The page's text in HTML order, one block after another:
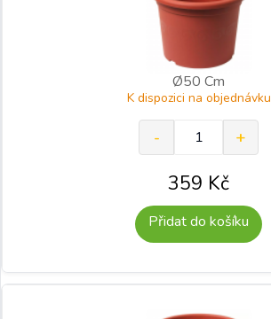
Ø50 Cm
K dispozici na objednávku
359 Kč
Přidat do košíku